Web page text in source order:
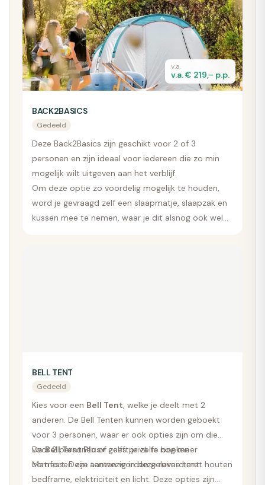
v.a.
v.a. € 219,- p.p.
BACK2BASICS
Gedeeld
Deze Back2Basics zijn geschikt voor 2 of 3
personen en zijn ideaal voor iedereen die zo min
mogelijk wilt uitgeven aan het verblijf.
Om deze optie zo voordelig mogelijk te houden,
word je gevraagd zelf een slaapmatje, slaapzak en
kussen mee te nemen, waar je dit alsnog ook wel
BELL TENT
Gedeeld
Kies voor een Bell Tent, welke je deelt met 2
anderen. De Bell Tenten kunnen worden geboekt
voor 3 personen, waar er ook opties zijn om die
voor 2 personen of zelfs privé te boeken.
Matrassen zijn aanwezig in deze ruime tent.
DeBell Tent Plus+geeft je zelfs nog meer
comfort. Deze tenten worden geleverd met houten
bedframe, elektriciteit en licht. Deze opties zijn